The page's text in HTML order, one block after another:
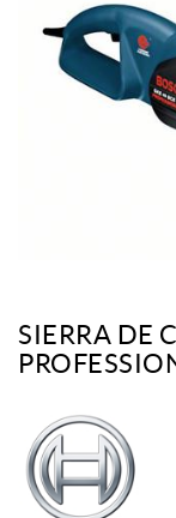
SIERRA DE